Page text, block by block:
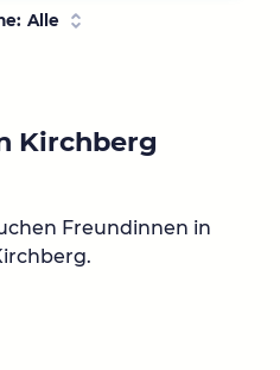
Alle
Kirchberg
Freundinnen in